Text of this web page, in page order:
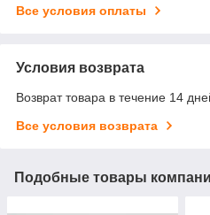
Все условия оплаты
Условия возврата
Возврат товара в течение 14
Все условия возврата
Подобные товары